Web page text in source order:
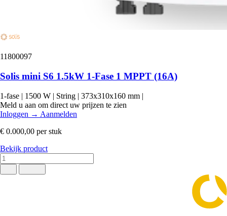
11800097
Solis mini S6 1.5kW 1-Fase 1 MPPT (16A)
1-fase | 1500 W | String | 373x310x160 mm |
Meld u aan om direct uw prijzen te zien
Inloggen → Aanmelden
€ 0.000,00 per stuk
Bekijk product